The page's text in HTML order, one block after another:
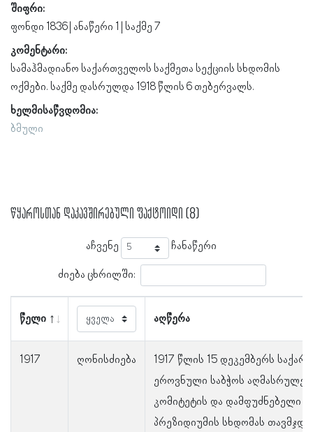
შიფრი:
ფონდი 1836 | ანაწერი 1 | საქმე 7
კომენტარი:
სამაჰმადიანო საქართველოს საქმეთა სექციის სხდომის
ოქმები. საქმე დასრულდა 1918 წლის 6 თებერვალს.
ხელმისაწვდომია:
ბმული
წყაროსთან დაკავშირებული ფაქტოიდი (8)
აჩვენე ჩანაწერი
ძიება ცხრილში:
წელი აღწერა
1917 ღონისძიება
1917 წლის 15 დეკემბერს
ეროვნული საბჭოს
კომიტეტის და დამფუძნებელი
პრეზიდიუმის სხდომას